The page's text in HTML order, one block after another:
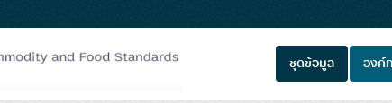
ชุดข้อมูล องค์